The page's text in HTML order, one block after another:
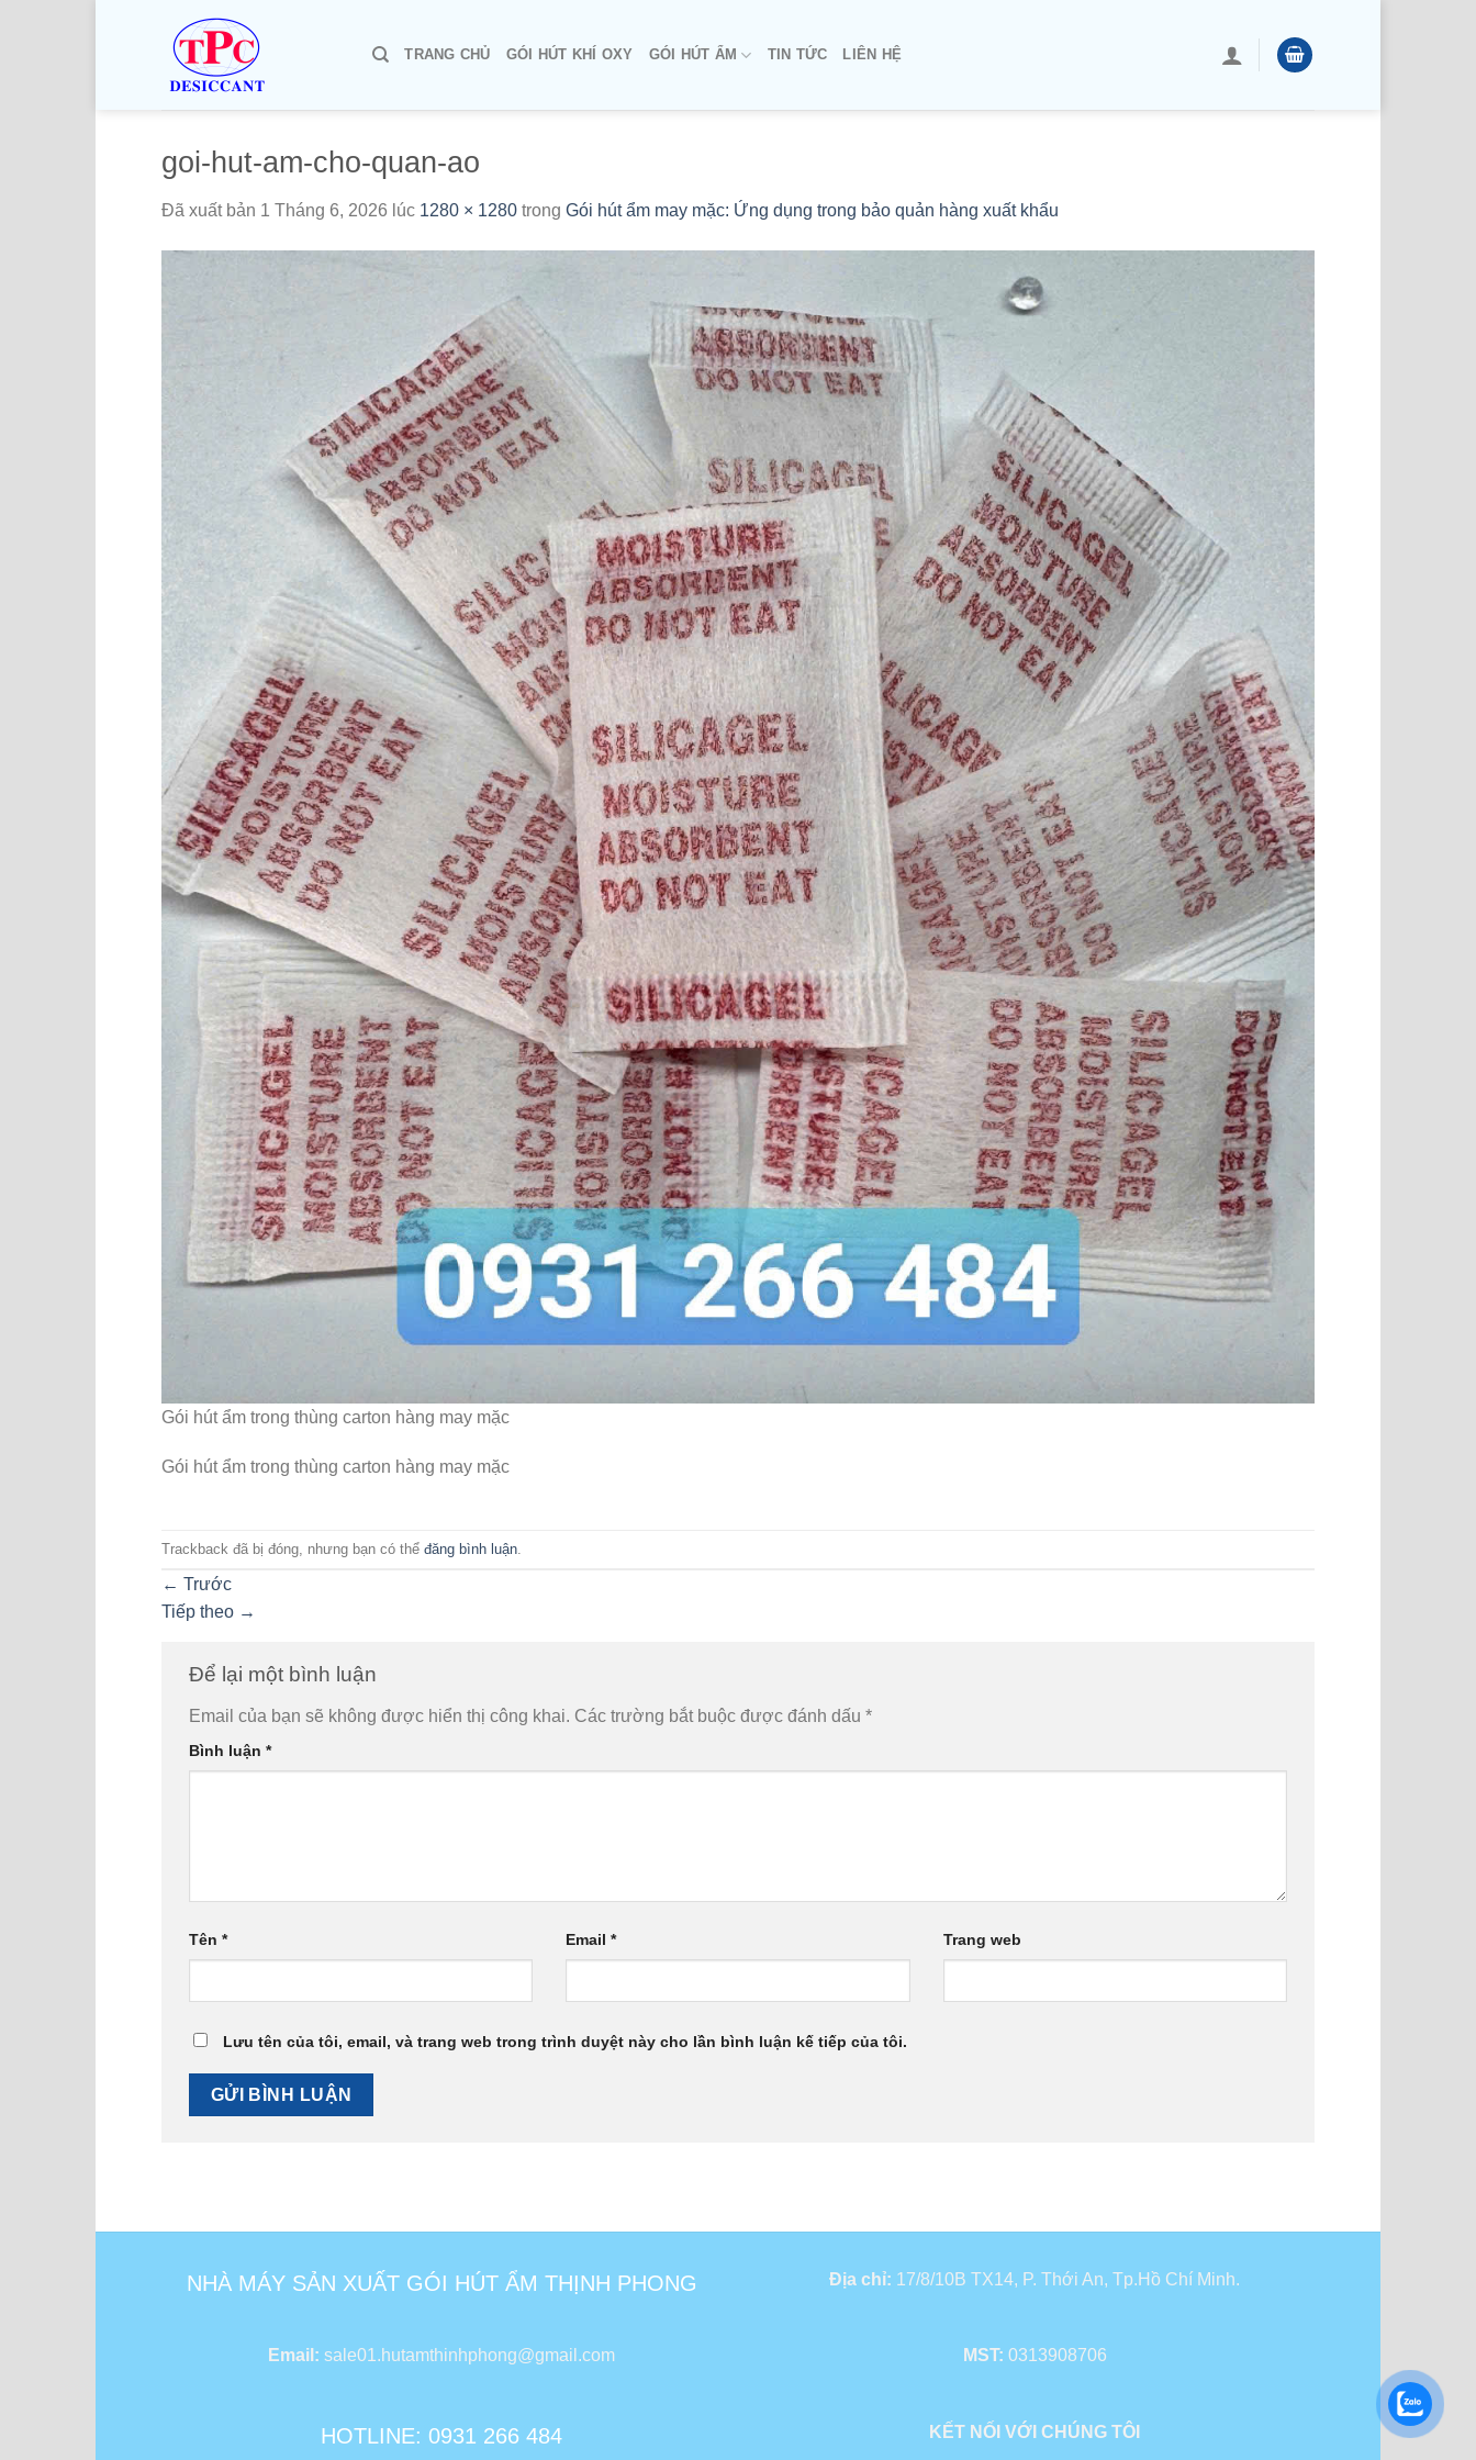
TRANG CHỦ GÓI HÚT KHÍ OXY GÓI HÚT ẨM TIN TỨC LIÊN HỆ
goi-hut-am-cho-quan-ao
Đã xuất bản 1 Tháng 6, 2026 lúc 1280 × 1280 trong Gói hút ẩm may mặc: Ứng dụng trong bảo quản hàng xuất khẩu
Gói hút ẩm trong thùng carton hàng may mặc
Gói hút ẩm trong thùng carton hàng may mặc
Trackback đã bị đóng, nhưng bạn có thể đăng bình luận
← Trước
Tiếp theo →
Để lại một bình luận
Email của bạn sẽ không được hiển thị công khai. Các trường bắt buộc được đánh dấu *
Bình luận *
Tên * Email* Trang web
Lưu tên của tôi, email, và trang web trong trình duyệt này cho lần bình luận kế tiếp của tôi.
NHÀ MÁY SẢN XUẤT GÓI HÚT ẨM THỊNH PHONG Địa chỉ: 17/8/10B TX14, P. Thới An, Tp.Hồ Chí Minh.
Email: sale01.hutamthinhphong@gmail.com MST: 0313908706
HOTLINE: 0931 266 484 KẾT NỐI VỚI CHÚNG TÔI